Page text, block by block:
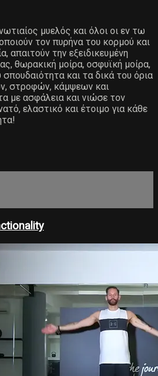
μυελός και όλοι οι εν τω
τον πυρήνα του κορμού και
απαιτούν την εξειδικευμένη
θωρακική μοίρα, οσφυϊκή μοίρα,
σπουδαιότητα και τα δικά του όρια
στροφών, κάμψεων και
με ασφάλεια και νιώσε τον
ελαστικό και έτοιμο για κάθε